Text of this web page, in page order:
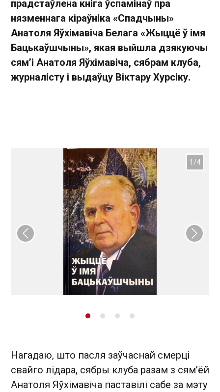
прадстаўлена кніга ўспамінаў пра
нязменнага кіраўніка «Спадчыны»
Анатоля Яўхімавіча Белага «Жыццё ў імя
Бацькаўшчыны», якая выйшла дзякуючы
сям’і Анатоля Яўхімавіча, сябрам клуба,
журналісту і выдаўцу Віктару Хурсіку.
Папярэдні слайд
Нагадаю, што пасля заўчаснай смерці
свайго лідара, сябры клуба разам з сям’ёй
Анатоля Яўхімавіча паставілі сабе за мэту